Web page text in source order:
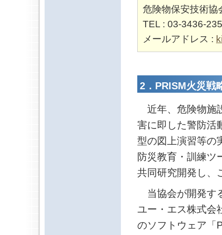
危険物保安技術協
TEL : 03-3436-
メールアドレス :
2．PRISM火災戦
近年、危険物施
害に即した警防活
型の図上演習等の
防災教育・訓練ツ
共同研究開発し、
当協会が開発す
ユー・エス株式会
のソフトウェア「